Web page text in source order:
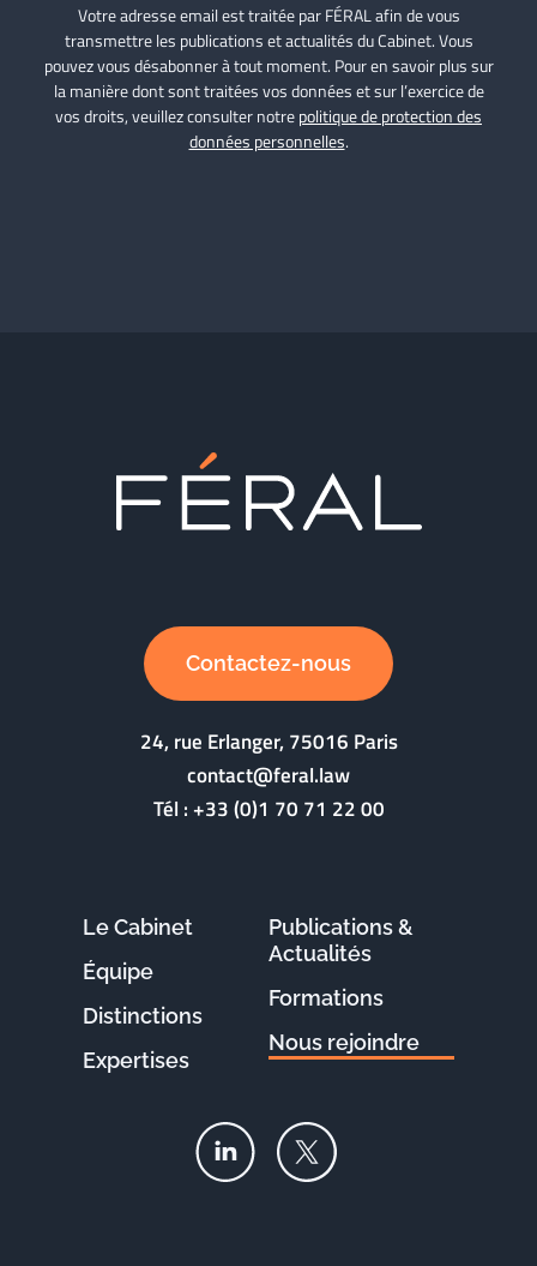
Votre adresse email est traitée par FÉRAL afin de vous
transmettre les publications et actualités du Cabinet. Vous
pouvez vous désabonner à tout moment. Pour en savoir plus sur
la manière dont sont traitées vos données et sur l’exercice de
vos droits, veuillez consulter notrepolitique de protection des
données personnelles.
Contactez-nous
24, rue Erlanger, 75016 Paris
contact@feral.law
Tél :+33 (0)1 70 71 22 00
Le Cabinet
Équipe
Distinctions
Expertises
Publications &
Actualités
Formations
Nous rejoindre